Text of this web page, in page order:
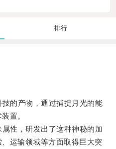
排行
的产物，通过捕捉月光的能
置。
性，研发出了这种神秘的加
运输领域等方面取得巨大突